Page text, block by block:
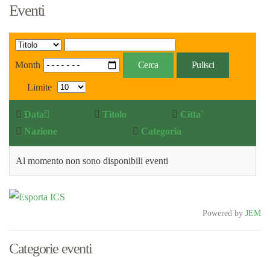
Eventi
Month Cerca Pulisci
Limite
Data Titolo
Citta`
Nazione
Categoria
Al momento non sono disponibili eventi
Powered by JEM
Categorie eventi